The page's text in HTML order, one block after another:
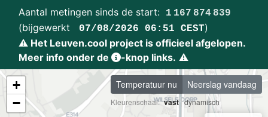
Aantal metingen sinds de start: 1 167 874 839
(bijgewerkt 07/08/2026 06:51 CEST)
⚠️ Het Leuven.cool project is officieel afgelopen.
Meer info onder de
-knop links. ⚠️
+
−
Temperatuur nu Neerslag vandaag
Kleurenschaal: vast|dynamisch